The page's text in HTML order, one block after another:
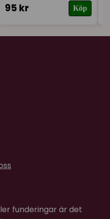
★★
intressant, tyckte
95 kr Köp
funderingar är det